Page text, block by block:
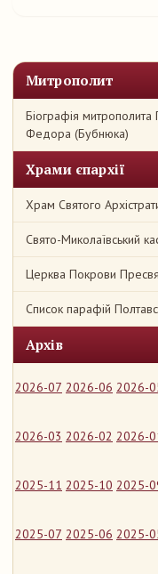
Митрополит
Біографія митрополита
Федора (Бубнюка)
Храми єпархії
Храм Святого
Свято-Миколаївський
Церква Покрови
Список парафій
Архів
2026-07 2026-06 2026-
2026-03 2026-02 2026-
2025-11 2025-10 2025-
2025-07 2025-06 2025-